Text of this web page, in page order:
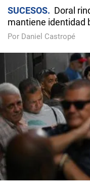
SUCESOS
Doral
mantiene identidad
Por Daniel Castropé